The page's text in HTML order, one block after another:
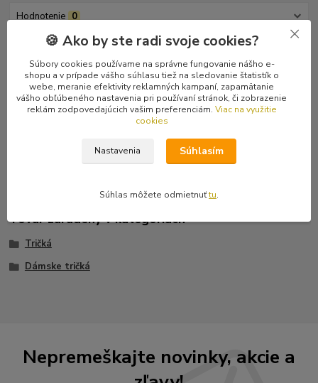
Hodnotenie 0
Komentáre 0
Kompletné špecifikácie
Čierne dámske tričko s krátkym rukávom od punkovej kapely
Konflikt. Posledný kus veľkosti S.
Tovar zaradený v kategóriách
Tričká
Dámske tričká
Nepremeškajte novinky, akcie a
🍪 Ako by ste radi svoje cookies?
Súbory cookies používame na správne fungovanie nášho e-
shopu a v prípade vášho súhlasu tiež na sledovanie štatistík o
webe, meranie efektivity reklamných kampaní, zapamätanie
vášho obľúbeného nastavenia pri používaní stránok, či zobrazenie
reklám zodpovedajúcich vašim preferenciám. Viac na využitie
cookies
Nastavenia Súhlasím
Súhlas môžete odmietnuťtu.